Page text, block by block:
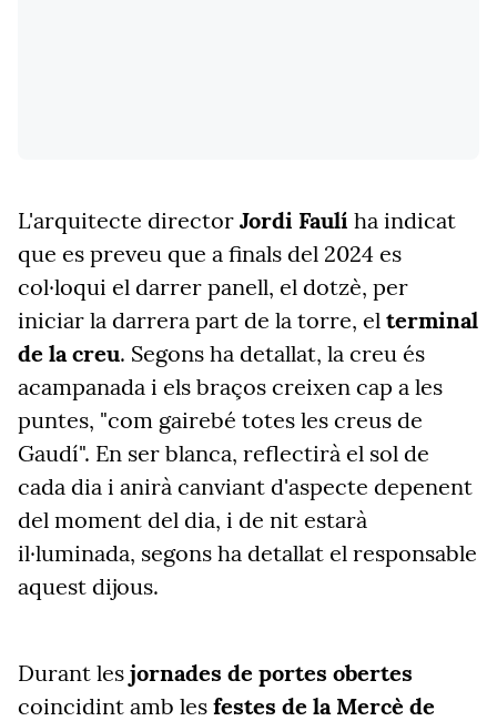
L'arquitecte director Jordi Faulí ha indicat
que es preveu que a finals del 2024 es
col·loqui el darrer panell, el dotzè, per
iniciar la darrera part de la torre, el terminal
de la creu. Segons ha detallat, la creu és
acampanada i els braços creixen cap a les
puntes, "com gairebé totes les creus de
Gaudí". En ser blanca, reflectirà el sol de
cada dia i anirà canviant d'aspecte depenent
del moment del dia, i de nit estarà
il·luminada, segons ha detallat el responsable
aquest dijous.
Durant les jornades de portes obertes
coincidint amb les festes de la Mercè de